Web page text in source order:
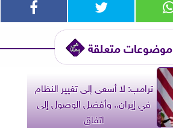
موضوعات متعلقة
ترامب: لا أسعى إلى تغيير النظام
في إيران.. وأفضل الوصول إلى
اتفاق